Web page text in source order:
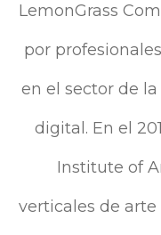
LemonGrass
por
en el sector de
digital. En el
Institute of
verticales de